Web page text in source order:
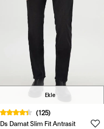
Ekle
(125)
Ds Damat Slim Fit Antrasit